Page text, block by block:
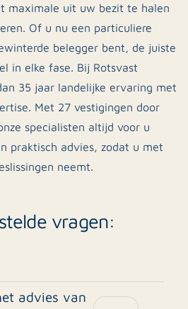
maximale uit uw bezit te halen
Of u nu een particuliere
belegger bent, de juiste
in elke fase. Bij Rotsvast
35 jaar landelijke ervaring met
Met 27 vestigingen door
specialisten altijd voor u
praktisch advies, zodat u met
neemt.
vragen:
advies van